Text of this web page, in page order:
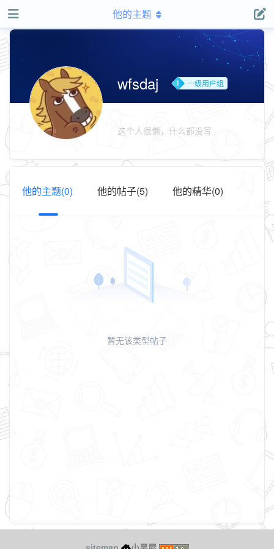
他的主题
wfsdaj 一级用户组
这个人很懒，什么都没写
他的主题(0) 他的帖子(5) 他的精华(0)
暂无该类型帖子